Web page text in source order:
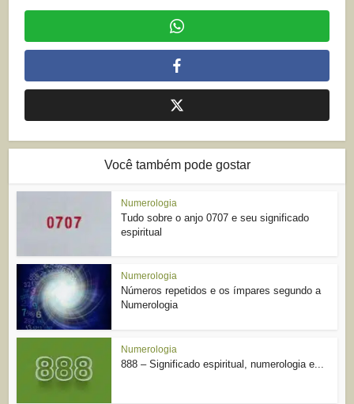
Você também pode gostar
Numerologia
Tudo sobre o anjo 0707 e seu significado
espiritual
Numerologia
Números repetidos e os ímpares segundo a
Numerologia
Numerologia
888 – Significado espiritual, numerologia e...